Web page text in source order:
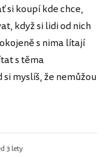
si koupí kde chce,
když si lidi od nich
s nima lítají
s těma
myslíš, že nemůžou
3 lety